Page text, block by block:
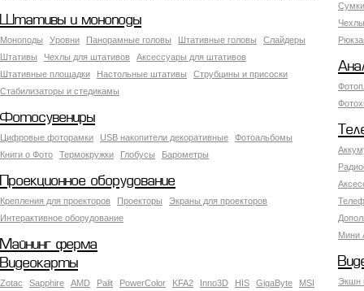
Штативы и моноподы
Моноподы Уровни Панорамные головы Штативные головы
Слайдеры
Штативы
Чехлы для штативов
Аксессуары для штативов
Штативные площадки
Настольные штативы
Струбцины и присоски
Стабилизаторы и стедикамы
Фотосувениры
Цифровые фоторамки USB накопители декоративные
Фотоальбомы
Книги о Фото
Термокружки Глобусы Барометры
Мини
Проекционное оборудование
Крепления для проекторов Проекторы
Экраны для проекторов
Интерактивное оборудование
Майнинг ферма
Экшн
Видеокарты
Zotac Sapphire AMD Palit PowerColor KFA2 Inno3D HIS GigaByte
MSI